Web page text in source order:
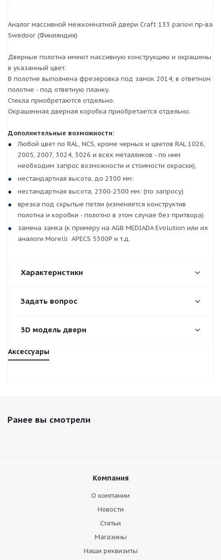
Аналог массивной межкомнатной двери Craft 133 pariovi пр-ва
Swedoor (Финляндия)
Дверные полотна имеют массивную конструкцию и окрашены
в указанный цвет.
В полотне выполнена фрезеровка под замок 2014, в ответном
полотне - под ответную планку.
Стекла приобретаются отдельно.
Окрашенная дверная коробка приобретается отдельно.
Дополнительные возможности:
Любой цвет по RAL, NCS, кроме черных и цветов RAL 1026,
2005, 2007, 3024, 3026 и всех металликов - по ним
необходим запрос возможности и стоимости окраски),
нестандартная высота, до 2300 мм:
нестандартная высота, 2300-2500 мм: (по запросу)
врезка под скрытые петли (изменяется конструктив
полотна и коробки - полотно в этом случае без притвора)
замена замка (к примеру на AGB MEDIADA Evolution или их
аналоги Morelli APECS 5300P и т.д.
Характеристики
Задать вопрос
3D модель двери
Аксессуары
Ранее вы смотрели
Компания
О компании
Новости
Статьи
Магазины
Наши реквизиты